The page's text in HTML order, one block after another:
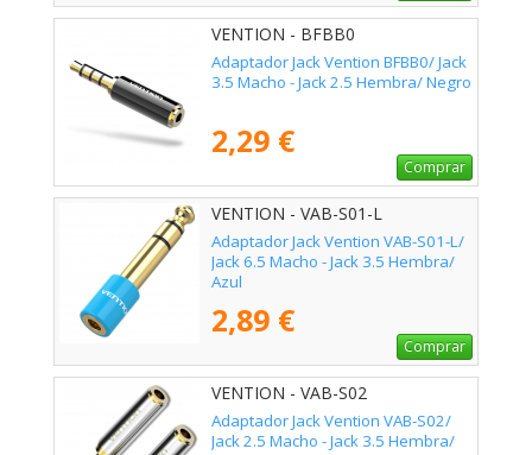
VENTION - BFBB0
Adaptador Jack Vention BFBB0/ Jack
3.5 Macho - Jack 2.5 Hembra/ Negro
2,29 €
Comprar
VENTION - VAB-S01-L
Adaptador Jack Vention VAB-S01-L/
Jack 6.5 Macho - Jack 3.5 Hembra/
Azul
2,89 €
Comprar
VENTION - VAB-S02
Adaptador Jack Vention VAB-S02/
Jack 2.5 Macho - Jack 3.5 Hembra/